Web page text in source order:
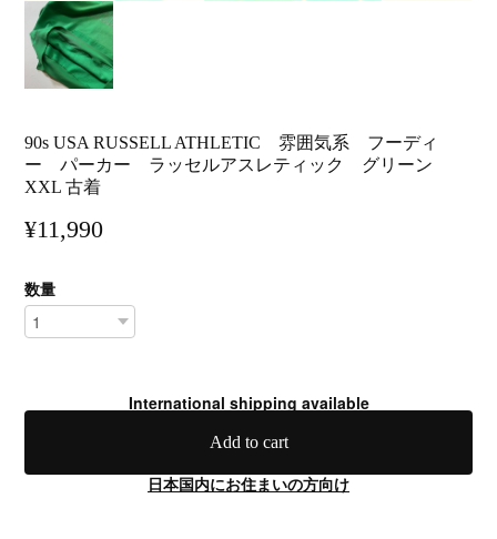
90s USA RUSSELL ATHLETIC 雰囲気系 フーディ
ー パーカー ラッセルアスレティック グリーン
XXL 古着
¥11,990
数量
International shipping available
Add to cart
日本国内にお住まいの方向け